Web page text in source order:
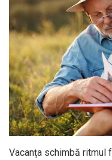
Vacanța schimbă ritmul